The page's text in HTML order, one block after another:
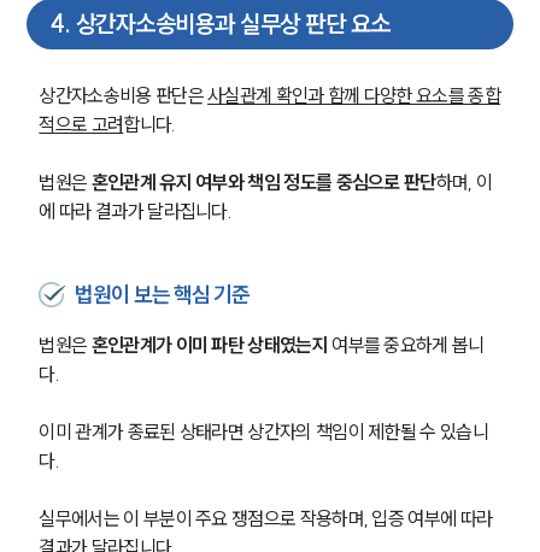
오시는 길
글로벌 파트너 로펌
4. 상간자소송비용과 실무상 판단 요소
상간자소송비용 판단은 사실관계 확인과 함께 다양한 요소를 종합
적으로 고려합니다.
법원은 혼인관계 유지 여부와 책임 정도를 중심으로 판단하며, 이
에 따라 결과가 달라집니다.
법원이 보는 핵심 기준
법원은 혼인관계가 이미 파탄 상태였는지 여부를 중요하게 봅니
다.
이미 관계가 종료된 상태라면 상간자의 책임이 제한될 수 있습니
다.
실무에서는 이 부분이 주요 쟁점으로 작용하며, 입증 여부에 따라
결과가 달라집니다.